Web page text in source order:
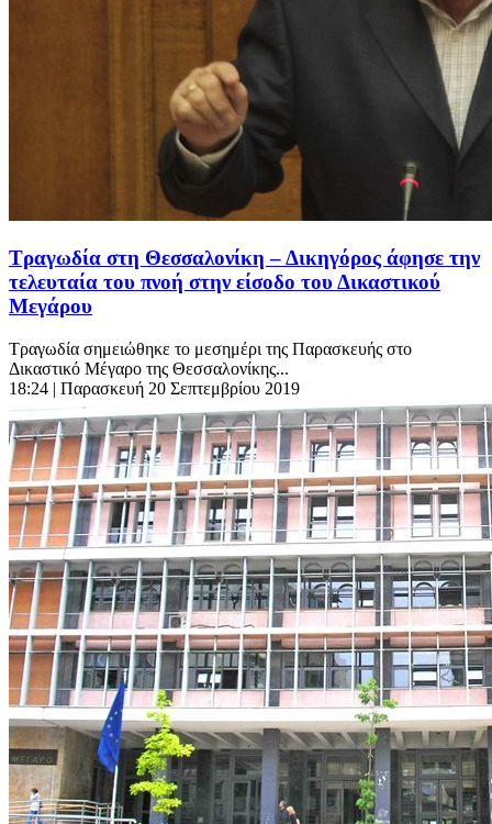
Τραγωδία στη Θεσσαλονίκη – Δικηγόρος άφησε την
τελευταία του πνοή στην είσοδο του Δικαστικού
Μεγάρου
Τραγωδία σημειώθηκε το μεσημέρι της Παρασκευής στο
Δικαστικό Μέγαρο της Θεσσαλονίκης...
18:24 | Παρασκευή 20 Σεπτεμβρίου 2019